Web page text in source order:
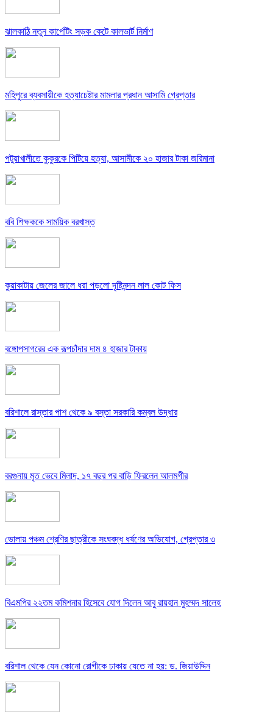
ঝালকাঠি নতুন কার্পেটিং সড়ক কেটে কালভার্ট নির্মাণ
মহিপুরে ব্যবসায়ীকে হত্যাচেষ্টার মামলার প্রধান আসামি গ্রেপ্তার
পটুয়াখালীতে কুকুরকে পিটিয়ে হত্যা, আসামীকে ২০ হাজার টাকা জরিমানা
ববি শিক্ষককে সাময়িক বরখাস্ত
কুয়াকাটায় জেলের জালে ধরা পড়লো দৃষ্টিনন্দন লাল কোট ফিস
বঙ্গোপসাগরের এক রূপচাঁদার দাম ৪ হাজার টাকায়
বরিশালে রাস্তার পাশ থেকে ৯ বস্তা সরকারি কম্বল উদ্ধার
বরগুনায় মৃত ভেবে মিলাদ, ১৭ বছর পর বাড়ি ফিরলেন আলমগীর
ভোলায় পঞ্চম শ্রেণির ছাত্রীকে সংঘবদ্ধ ধর্ষণের অভিযোগ, গ্রেপ্তার ৩
বিএমপির ২২তম কমিশনার হিসেবে যোগ দিলেন আবু রায়হান মুহম্মদ সালেহ
বরিশাল থেকে যেন কোনো রোগীকে ঢাকায় যেতে না হয়: ড. জিয়াউদ্দিন